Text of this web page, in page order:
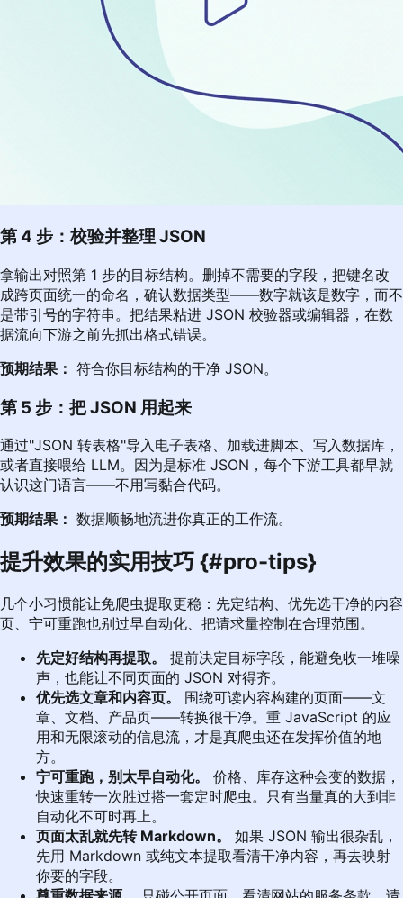
第 4 步：校验并整理 JSON
拿输出对照第 1 步的目标结构。删掉不需要的字段，把键名改
成跨页面统一的命名，确认数据类型——数字就该是数字，而不
是带引号的字符串。把结果粘进 JSON 校验器或编辑器，在数
据流向下游之前先抓出格式错误。
预期结果： 符合你目标结构的干净 JSON。
第 5 步：把 JSON 用起来
通过"JSON 转表格"导入电子表格、加载进脚本、写入数据库，
或者直接喂给 LLM。因为是标准 JSON，每个下游工具都早就
认识这门语言——不用写黏合代码。
预期结果： 数据顺畅地流进你真正的工作流。
提升效果的实用技巧 {#pro-tips}
几个小习惯能让免爬虫提取更稳：先定结构、优先选干净的内容
页、宁可重跑也别过早自动化、把请求量控制在合理范围。
先定好结构再提取。
提前决定目标字段，能避免收一堆噪
声，也能让不同页面的 JSON 对得齐。
优先选文章和内容页。
围绕可读内容构建的页面——文
章、文档、产品页——转换很干净。重 JavaScript 的应
用和无限滚动的信息流，才是真爬虫还在发挥价值的地
方。
宁可重跑，别太早自动化。
价格、库存这种会变的数据，
快速重转一次胜过搭一套定时爬虫。只有当量真的大到非
自动化不可时再上。
页面太乱就先转 Markdown。
如果 JSON 输出很杂乱，
先用 Markdown 或纯文本提取看清干净内容，再去映射
你要的字段。